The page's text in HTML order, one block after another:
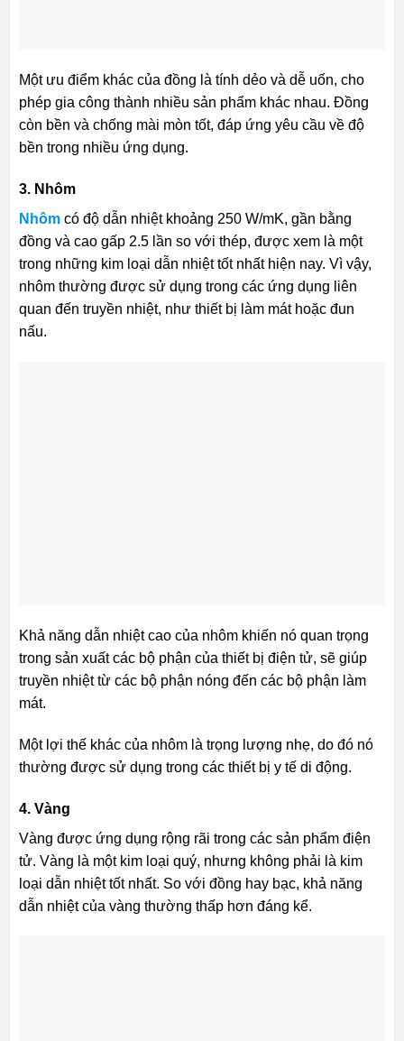
Một ưu điểm khác của đồng là tính dẻo và dễ uốn, cho
phép gia công thành nhiều sản phẩm khác nhau. Đồng
còn bền và chống mài mòn tốt, đáp ứng yêu cầu về độ
bền trong nhiều ứng dụng.
3. Nhôm
Nhômcó độ dẫn nhiệt khoảng 250 W/mK, gần bằng
đồng và cao gấp 2.5 lần so với thép, được xem là một
trong những kim loại dẫn nhiệt tốt nhất hiện nay. Vì vậy,
nhôm thường được sử dụng trong các ứng dụng liên
quan đến truyền nhiệt, như thiết bị làm mát hoặc đun
nấu.
Khả năng dẫn nhiệt cao của nhôm khiến nó quan trọng
trong sản xuất các bộ phận của thiết bị điện tử, sẽ giúp
truyền nhiệt từ các bộ phận nóng đến các bộ phận làm
mát.
Một lợi thế khác của nhôm là trọng lượng nhẹ, do đó nó
thường được sử dụng trong các thiết bị y tế di động.
4. Vàng
Vàng được ứng dụng rộng rãi trong các sản phẩm điện
tử. Vàng là một kim loại quý, nhưng không phải là kim
loại dẫn nhiệt tốt nhất. So với đồng hay bạc, khả năng
dẫn nhiệt của vàng thường thấp hơn đáng kể.